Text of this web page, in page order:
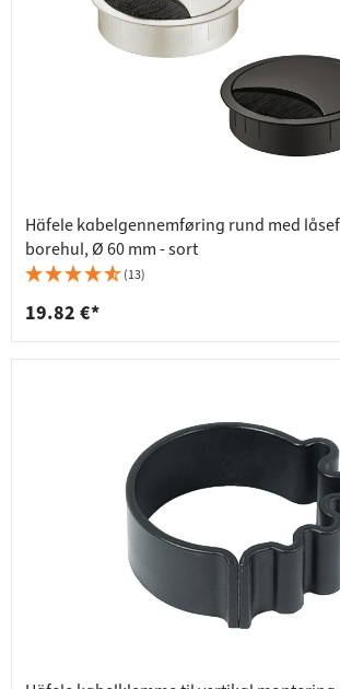
Häfele kabelgennemføring rund med
borehul, Ø 60 mm - sort
(13)
19.82 €*